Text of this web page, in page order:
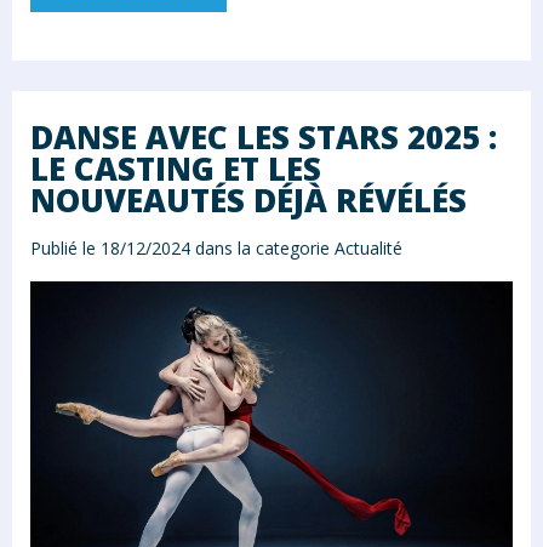
DANSE AVEC LES STARS 2025 :
LE CASTING ET LES
NOUVEAUTÉS DÉJÀ RÉVÉLÉS
Publié le 18/12/2024 dans la categorie Actualité